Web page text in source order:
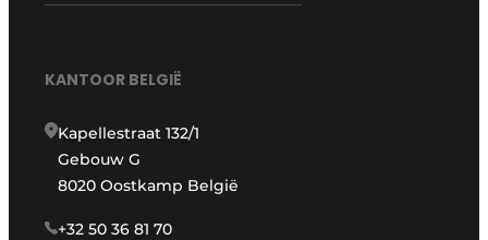
KANTOOR BELGIË
Kapellestraat 132/1
Gebouw G
8020 Oostkamp België
+32 50 36 81 70